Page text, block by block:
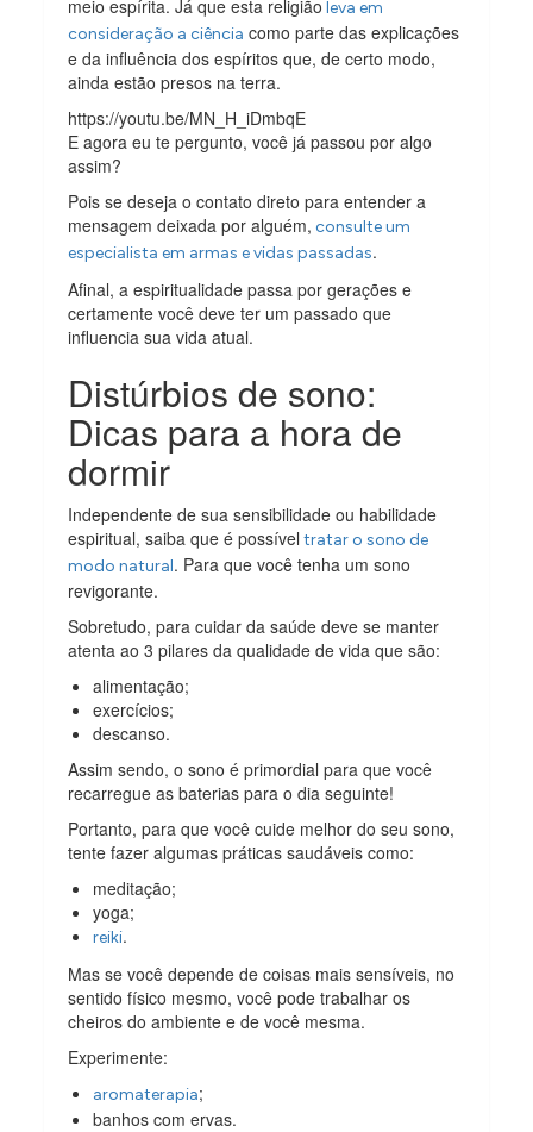
meio espírita. Já que esta religião leva em
consideração a ciência como parte das explicações
e da influência dos espíritos que, de certo modo,
ainda estão presos na terra.
https://youtu.be/MN_H_iDmbqE
E agora eu te pergunto, você já passou por algo
assim?
Pois se deseja o contato direto para entender a
mensagem deixada por alguém, consulte um
especialista em armas e vidas passadas.
Afinal, a espiritualidade passa por gerações e
certamente você deve ter um passado que
influencia sua vida atual.
Distúrbios de sono:
Dicas para a hora de
dormir
Independente de sua sensibilidade ou habilidade
espiritual, saiba que é possível tratar o sono de
modo natural. Para que você tenha um sono
revigorante.
Sobretudo, para cuidar da saúde deve se manter
atenta ao 3 pilares da qualidade de vida que são:
alimentação;
exercícios;
descanso.
Assim sendo, o sono é primordial para que você
recarregue as baterias para o dia seguinte!
Portanto, para que você cuide melhor do seu sono,
tente fazer algumas práticas saudáveis como:
meditação;
yoga;
reiki.
Mas se você depende de coisas mais sensíveis, no
sentido físico mesmo, você pode trabalhar os
cheiros do ambiente e de você mesma.
Experimente:
aromaterapia;
banhos com ervas.